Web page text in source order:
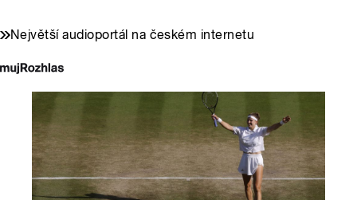
Největší audioportál na českém internetu